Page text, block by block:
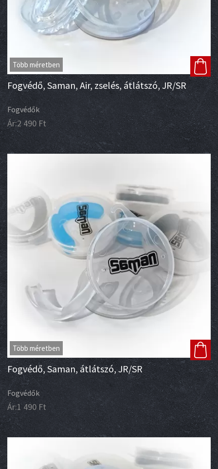
Több méretben
Fogvédő, Saman, Air, zselés, átlátszó, JR/SR
Fogvédők
Ár:2 490Ft
Több méretben
Fogvédő, Saman, átlátszó, JR/SR
Fogvédők
Ár:1 490 Ft